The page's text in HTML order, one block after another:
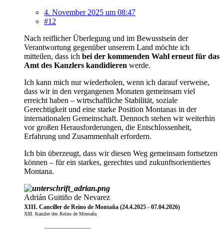
4. November 2025 um 08:47
#12
Nach reiflicher Überlegung und im Bewusstsein der
Verantwortung gegenüber unserem Land möchte ich
mitteilen, dass ich bei der kommenden Wahl erneut für das
Amt des Kanzlers kandidieren werde.
Ich kann mich nur wiederholen, wenn ich darauf verweise,
dass wir in den vergangenen Monaten gemeinsam viel
erreicht haben – wirtschaftliche Stabilität, soziale
Gerechtigkeit und eine starke Position Montanas in der
internationalen Gemeinschaft. Dennoch stehen wir weiterhin
vor großen Herausforderungen, die Entschlossenheit,
Erfahrung und Zusammenhalt erfordern.
Ich bin überzeugt, dass wir diesen Weg gemeinsam fortsetzen
können – für ein starkes, gerechtes und zukunftsorientiertes
Montana.
Adrián Guitiño de Nevarez
XIII. Canciller de Reino de Montaña (24.4.2025 - 07.04.2026)
XIII. Kanzler des Reino de Montaña